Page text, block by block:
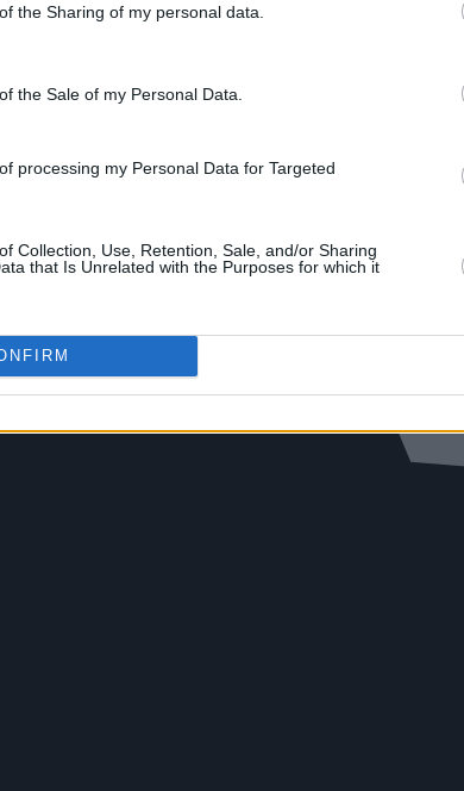
the Sharing of my personal data.
the Sale of my Personal Data.
processing my Personal Data for Targeted
Collection, Use, Retention, Sale, and/or Sharing
that Is Unrelated with the Purposes for which it